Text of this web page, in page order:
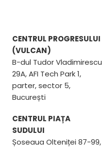
CENTRUL PROGRESULUI
(VULCAN)
B-dul Tudor Vladimirescu
29A, AFI Tech Park 1,
parter, sector 5,
București
CENTRUL PIAȚA
SUDULUI
Șoseaua Olteniței 87-99,